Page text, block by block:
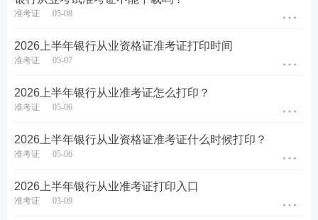
准考证 05-08
2026上半年银行从业资格证准考证打印时间
准考证 05-07
2026上半年银行从业准考证怎么打印？
准考证 05-06
2026上半年银行从业资格证准考证什么时候打印？
准考证 05-06
2026上半年银行从业准考证打印入口
准考证 03-09